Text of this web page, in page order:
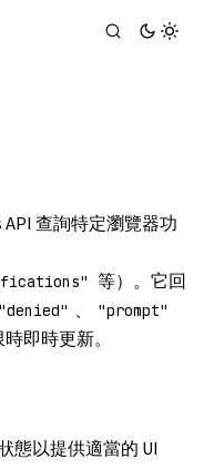
查詢特定瀏覽器功
等）。它回
"denied" 、 "prompt"
即時更新。
態以提供適當的 UI